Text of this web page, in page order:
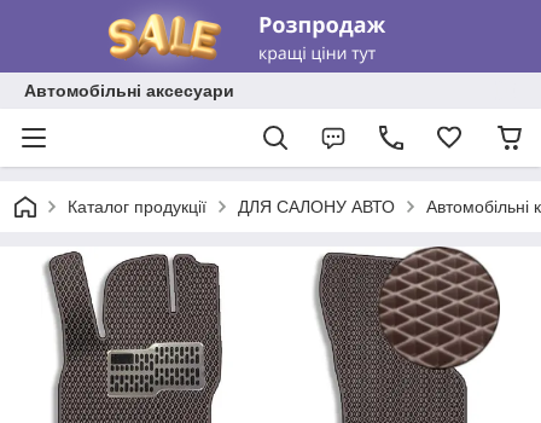
Автомобільні аксесуари
Каталог продукції ДЛЯ САЛОНУ АВТО Автомобільні